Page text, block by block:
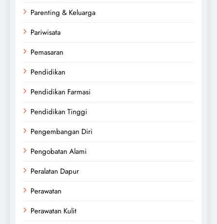
Parenting & Keluarga
Pariwisata
Pemasaran
Pendidikan
Pendidikan Farmasi
Pendidikan Tinggi
Pengembangan Diri
Pengobatan Alami
Peralatan Dapur
Perawatan
Perawatan Kulit